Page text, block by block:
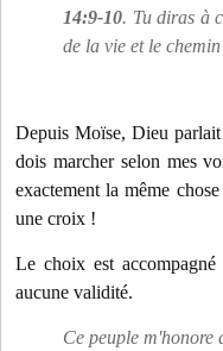
14:9-10. Tu diras à
de la vie et le
Depuis Moïse, Dieu
dois marcher selon mes
exactement la même
une croix !
Le choix est accompagné
aucune validité.
Ce peuple m'honore